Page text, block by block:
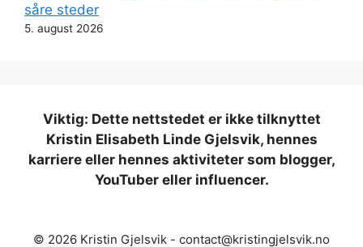
såre steder
5. august 2026
Viktig: Dette nettstedet er ikke tilknyttet
Kristin Elisabeth Linde Gjelsvik, hennes
karriere eller hennes aktiviteter som blogger,
YouTuber eller influencer.
© 2026 Kristin Gjelsvik - contact@kristingjelsvik.no